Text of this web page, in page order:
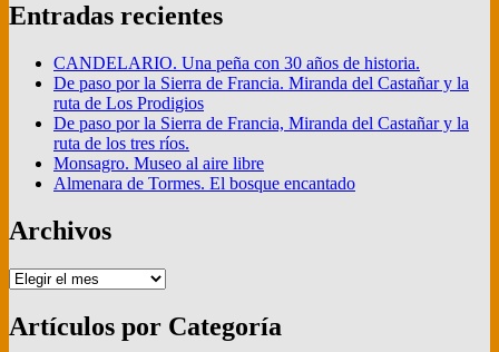
Entradas recientes
CANDELARIO. Una peña con 30 años de historia.
De paso por la Sierra de Francia. Miranda del Castañar y la
ruta de Los Prodigios
De paso por la Sierra de Francia, Miranda del Castañar y la
ruta de los tres ríos.
Monsagro. Museo al aire libre
Almenara de Tormes. El bosque encantado
Archivos
Archivos
Artículos por Categoría